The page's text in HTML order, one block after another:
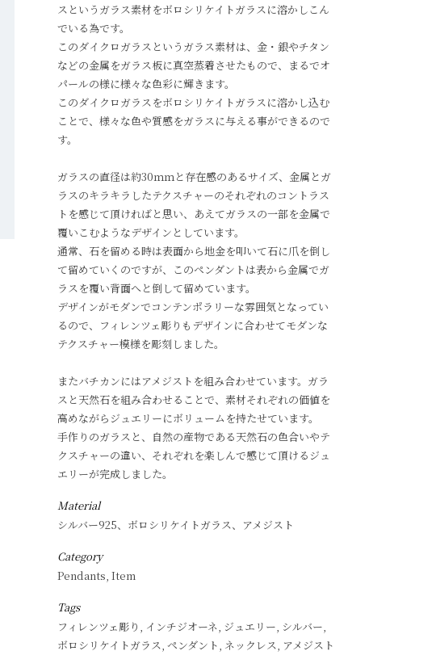
スというガラス素材をボロシリケイトガラスに溶かしこん
でいる為です。
このダイクロガラスというガラス素材は、金・銀やチタン
などの金属をガラス板に真空蒸着させたもので、まるでオ
パールの様に様々な色彩に輝きます。
このダイクロガラスをボロシリケイトガラスに溶かし込む
ことで、様々な色や質感をガラスに与える事ができるので
す。
ガラスの直径は約30ｍｍと存在感のあるサイズ、金属とガ
ラスのキラキラしたテクスチャーのそれぞれのコントラス
トを感じて頂ければと思い、あえてガラスの一部を金属で
覆いこむようなデザインとしています。
通常、石を留める時は表面から地金を叩いて石に爪を倒し
て留めていくのですが、このペンダントは表から金属でガ
ラスを覆い背面へと倒して留めています。
デザインがモダンでコンテンポラリーな雰囲気となってい
るので、フィレンツェ彫りもデザインに合わせてモダンな
テクスチャー模様を彫刻しました。
またバチカンにはアメジストを組み合わせています。ガラ
スと天然石を組み合わせることで、素材それぞれの価値を
高めながらジュエリーにボリュームを持たせています。
手作りのガラスと、自然の産物である天然石の色合いやテ
クスチャーの違い、それぞれを楽しんで感じて頂けるジュ
エリーが完成しました。
Material
シルバー925、ボロシリケイトガラス、アメジスト
Category
Pendants, Item
Tags
フィレンツェ彫り, インチジオーネ, ジュエリー, シルバー,
ボロシリケイトガラス, ペンダント, ネックレス, アメジスト